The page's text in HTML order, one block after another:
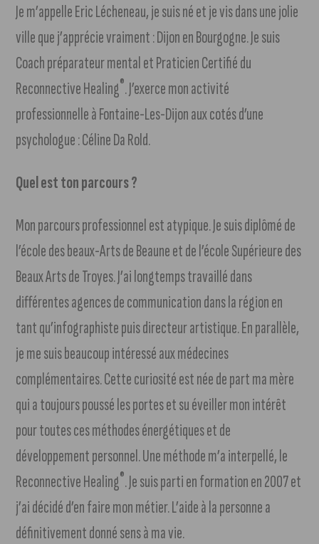
Je m’appelle Eric Lécheneau, je suis né et je vis dans une jolie
ville que j’apprécie vraiment : Dijon en Bourgogne. Je suis
Coach préparateur mental et Praticien Certifié du
Reconnective Healing®. J’exerce mon activité
professionnelle à Fontaine-Les-Dijon aux cotés d’une
psychologue : Céline Da Rold.
Quel est ton parcours ?
Mon parcours professionnel est atypique. Je suis diplômé de
l’école des beaux-Arts de Beaune et de l’école Supérieure des
Beaux Arts de Troyes. J’ai longtemps travaillé dans
différentes agences de communication dans la région en
tant qu’infographiste puis directeur artistique. En parallèle,
je me suis beaucoup intéressé aux médecines
complémentaires. Cette curiosité est née de part ma mère
qui a toujours poussé les portes et su éveiller mon intérêt
pour toutes ces méthodes énergétiques et de
développement personnel. Une méthode m’a interpellé, le
Reconnective Healing®. Je suis parti en formation en 2007 et
j’ai décidé d’en faire mon métier. L’aide à la personne a
définitivement donné sens à ma vie.